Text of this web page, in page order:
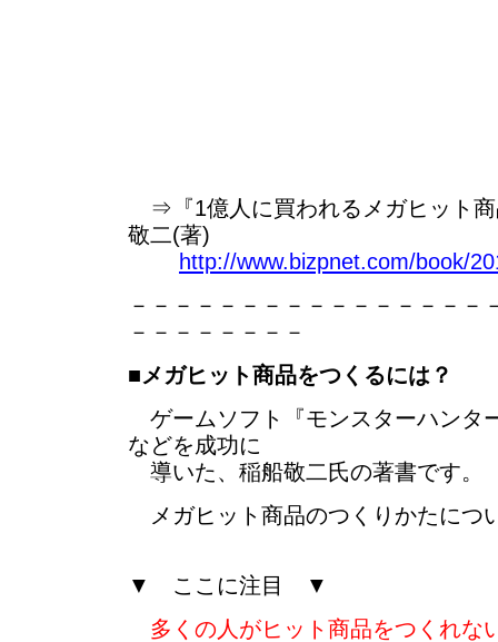
⇒『1億人に買われるメガヒット商
敬二(著)
http://www.bizpnet.com/book/
－－－－－－－－－－－－－－－－
－－－－－－－－
■メガヒット商品をつくるには？
ゲームソフト『モンスターハンタ
などを成功に
導いた、稲船敬二氏の著書です。
メガヒット商品のつくりかたにつ
▼ ここに注目 ▼
多くの人がヒット商品をつくれな